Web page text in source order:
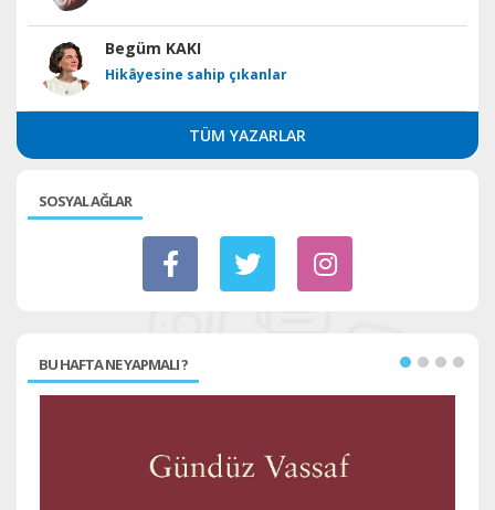
Begüm KAKI
Hikâyesine sahip çıkanlar
TÜM YAZARLAR
SOSYAL AĞLAR
BU HAFTA NE YAPMALI ?